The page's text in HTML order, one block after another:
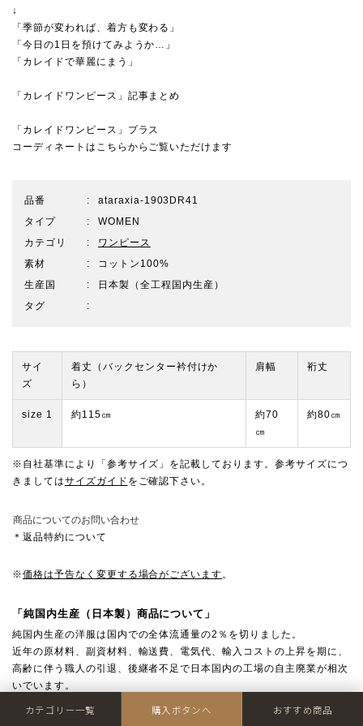
↓
「季節が変われば、着方も変わる」
「今日の1日を預けてみようか…」
「カレイドで華麗にまう」
「カレイドワンピース」記事まとめ
「カレイドワンピース」プラス
コーディネートはこちらからご覧いただけます
品番
ataraxia-1903DR41
タイプ
WOMEN
カテゴリ
ワンピース
素材
コットン100%
生産国
日本製（全工程国内生産）
タグ
サイ
ズ
着丈（バックセンター衿付けか
ら）
肩幅 裄丈
size 1 約115㎝
約70
㎝
約80㎝
※自社基準により「参考サイズ」を記載しております。参考サイズにつ
きましてはサイズガイド をご確認下さい。
商品についてのお問い合わせ
＊返品特約について
※価格は予告なく変更する場合がございます 。
「純国内生産（日本製）商品について」
純国内生産の洋服は国内での全体流通量の2％を切りました。
近年の原材料、副資材料、輸送費、電気代、輸入コストの上昇を期に、
高齢に伴う職人の引退、後継者不足で日本国内の工場の自主廃業が相次
いでいます。
カテゴリー一覧 購入ボタンへ おすすめ商品